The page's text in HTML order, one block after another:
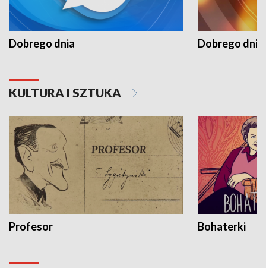
Dobrego dnia Dobrego dnia
KULTURA I SZTUKA
Profesor Bohaterki